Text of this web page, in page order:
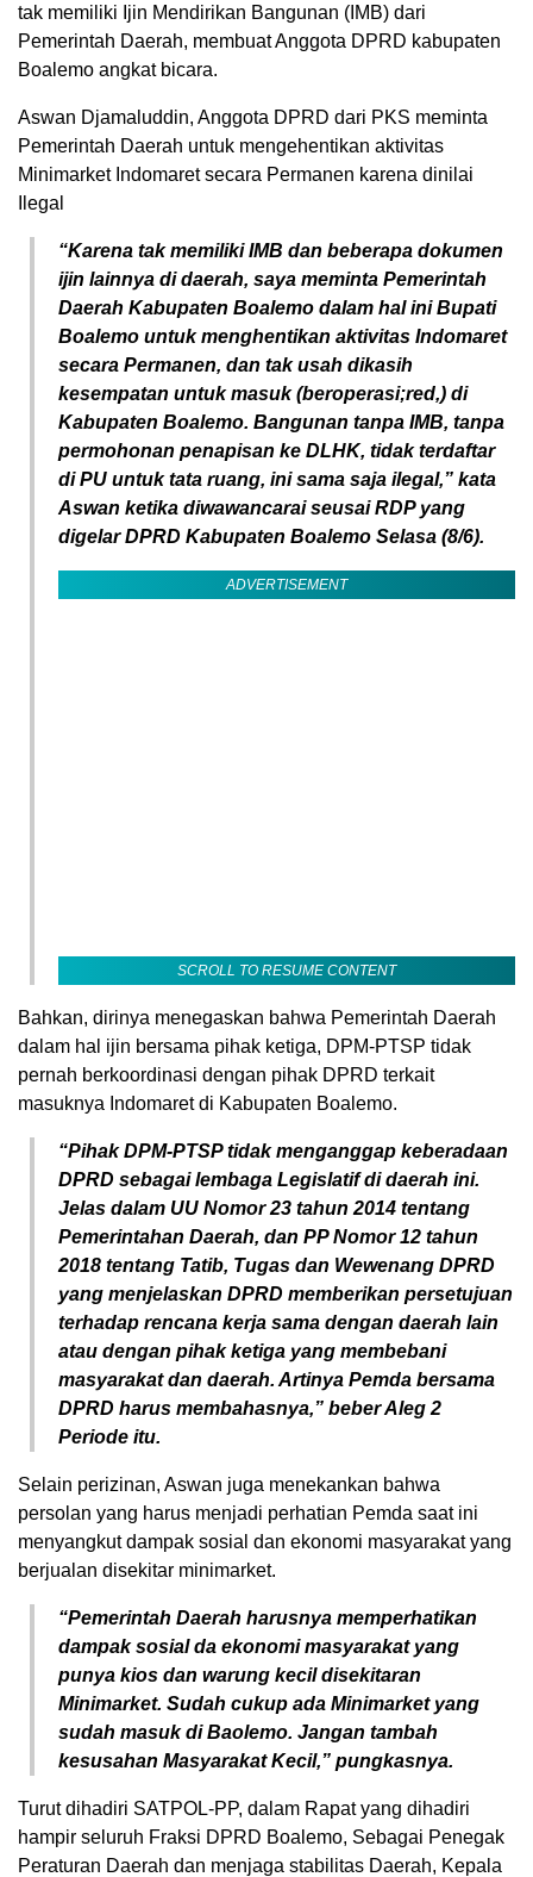
tak memiliki Ijin Mendirikan Bangunan (IMB) dari
Pemerintah Daerah, membuat Anggota DPRD kabupaten
Boalemo angkat bicara.
Aswan Djamaluddin, Anggota DPRD dari PKS meminta
Pemerintah Daerah untuk mengehentikan aktivitas
Minimarket Indomaret secara Permanen karena dinilai
Ilegal
“Karena tak memiliki IMB dan beberapa dokumen
ijin lainnya di daerah, saya meminta Pemerintah
Daerah Kabupaten Boalemo dalam hal ini Bupati
Boalemo untuk menghentikan aktivitas Indomaret
secara Permanen, dan tak usah dikasih
kesempatan untuk masuk (beroperasi;red,) di
Kabupaten Boalemo. Bangunan tanpa IMB, tanpa
permohonan penapisan ke DLHK, tidak terdaftar
di PU untuk tata ruang, ini sama saja ilegal,” kata
Aswan ketika diwawancarai seusai RDP yang
digelar DPRD Kabupaten Boalemo Selasa (8/6).
ADVERTISEMENT
SCROLL TO RESUME CONTENT
Bahkan, dirinya menegaskan bahwa Pemerintah Daerah
dalam hal ijin bersama pihak ketiga, DPM-PTSP tidak
pernah berkoordinasi dengan pihak DPRD terkait
masuknya Indomaret di Kabupaten Boalemo.
“Pihak DPM-PTSP tidak menganggap keberadaan
DPRD sebagai lembaga Legislatif di daerah ini.
Jelas dalam UU Nomor 23 tahun 2014 tentang
Pemerintahan Daerah, dan PP Nomor 12 tahun
2018 tentang Tatib, Tugas dan Wewenang DPRD
yang menjelaskan DPRD memberikan persetujuan
terhadap rencana kerja sama dengan daerah lain
atau dengan pihak ketiga yang membebani
masyarakat dan daerah. Artinya Pemda bersama
DPRD harus membahasnya,” beber Aleg 2
Periode itu.
Selain perizinan, Aswan juga menekankan bahwa
persolan yang harus menjadi perhatian Pemda saat ini
menyangkut dampak sosial dan ekonomi masyarakat yang
berjualan disekitar minimarket.
“Pemerintah Daerah harusnya memperhatikan
dampak sosial da ekonomi masyarakat yang
punya kios dan warung kecil disekitaran
Minimarket. Sudah cukup ada Minimarket yang
sudah masuk di Baolemo. Jangan tambah
kesusahan Masyarakat Kecil,” pungkasnya.
Turut dihadiri SATPOL-PP, dalam Rapat yang dihadiri
hampir seluruh Fraksi DPRD Boalemo, Sebagai Penegak
Peraturan Daerah dan menjaga stabilitas Daerah, Kepala